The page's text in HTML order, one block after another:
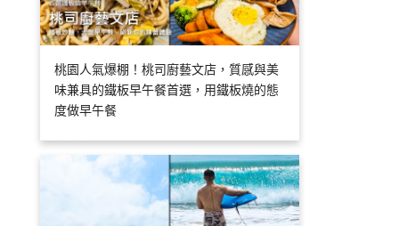
桃園人氣爆棚！桃司廚藝文店，質感與美
味兼具的鐵板早午餐首選，用鐵板燒的態
度做早午餐